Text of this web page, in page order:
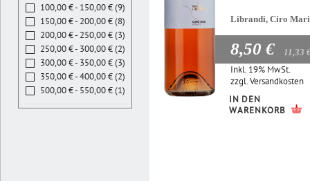
Librandi, Ciro
8,50 € 11,33
Inkl. 19% MwSt.
zzgl.Versandkosten
IN DEN
WARENKORB
100,00 € - 150,00 € (9)
150,00 € - 200,00 € (8)
200,00 € - 250,00 € (3)
250,00 € - 300,00 € (2)
300,00 € - 350,00 € (3)
350,00 € - 400,00 € (2)
500,00 € - 550,00 € (1)